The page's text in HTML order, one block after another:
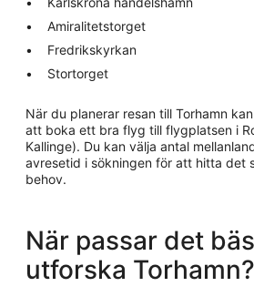
Amiralitetstorget
Fredrikskyrkan
Stortorget
När du planerar resan till Torhamn
att boka ett bra flyg till flygplatsen i
Kallinge). Du kan välja antal
avresetid i sökningen för att hitta det
behov.
När passar det
utforska Torhamn?